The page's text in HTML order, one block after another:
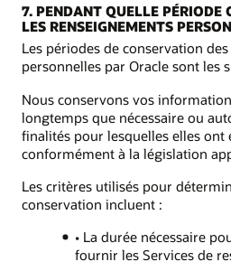
7. PENDANT QUELLE PÉRIODE
LES RENSEIGNEMENTS
Les périodes de conservation
personnelles par Oracle sont les
Nous conservons vos
longtemps que nécessaire ou
finalités pour lesquelles elles ont
conformément à la législation
Les critères utilisés pour
conservation incluent :
• La durée nécessaire
fournir les Services de